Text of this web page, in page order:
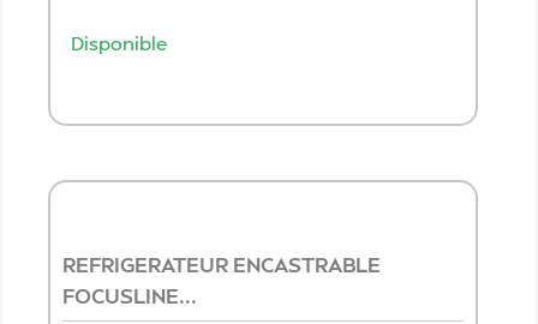
Disponible
REFRIGERATEUR ENCASTRABLE
FOCUSLINE...